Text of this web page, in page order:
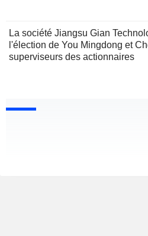
La société Jiangsu Gian
l'élection de You Mingdong et
superviseurs des actionnaires